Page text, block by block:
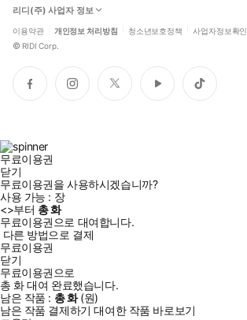
리디(주) 사업자 정보
이용약관 개인정보 처리방침 청소년보호정책 사업자정보확인
© RIDI Corp.
페
이
인
스
트
위
유
튜
틱
톡
무료이용권
닫기
무료이용권을 사용하시겠습니까?
사용 가능 : 장
<>부터 총화
무료이용권으로 대여합니다.
다른 방법으로 결제
무료이용권
닫기
무료이용권으로
총 화대여 완료했습니다.
남은 작품 : 총화(원)
남은 작품 결제하기 대여한 작품 바로보기